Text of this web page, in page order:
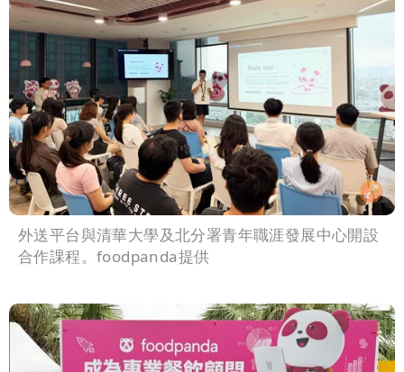
外送平台與清華大學及北分署青年職涯發展中心開設
合作課程。foodpanda提供